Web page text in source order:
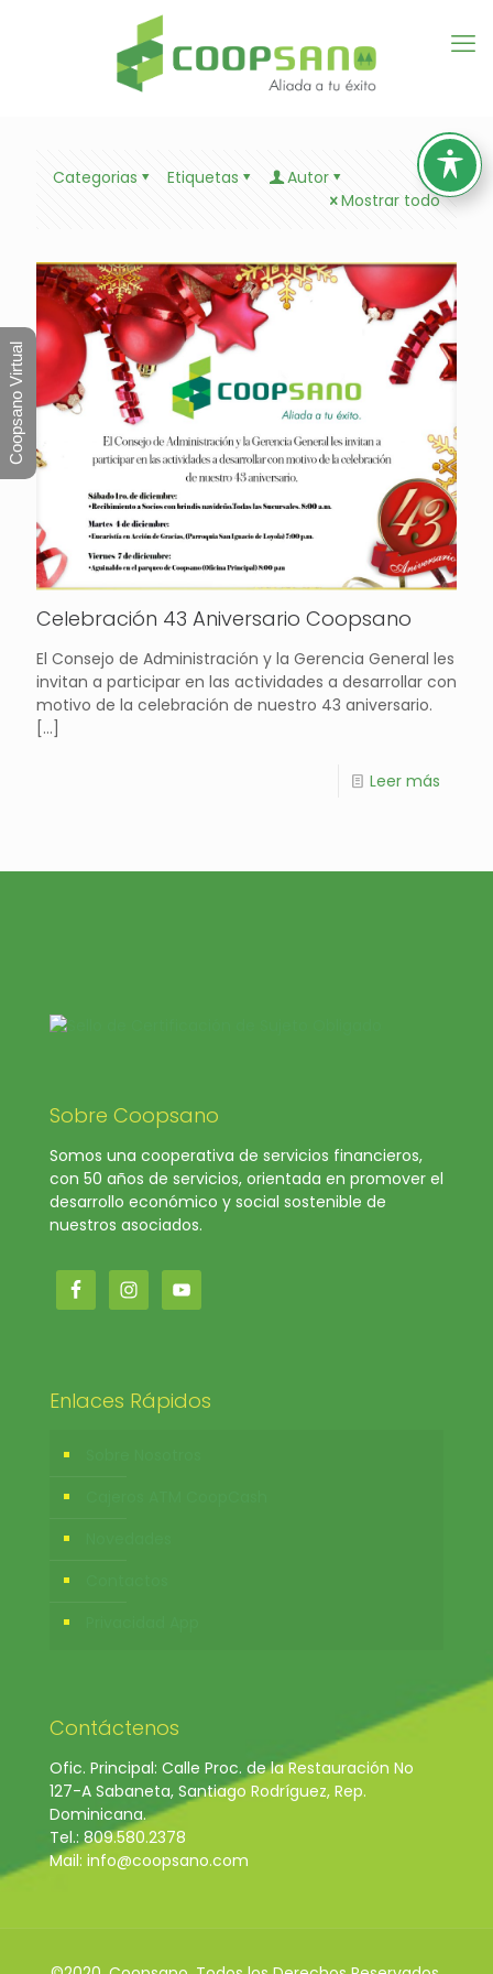
Categorias Etiquetas
Autor
Mostrar todo
Celebración 43 Aniversario Coopsano
El Consejo de Administración y la Gerencia General les
invitan a participar en las actividades a desarrollar con
motivo de la celebración de nuestro 43 aniversario.
[…]
Leer más
Sobre Coopsano
Somos una cooperativa de servicios financieros,
con 50 años de servicios, orientada en promover el
desarrollo económico y social sostenible de
nuestros asociados.
Enlaces Rápidos
Contáctenos
Ofic. Principal: Calle Proc. de la Restauración No
127-A Sabaneta, Santiago Rodríguez, Rep.
Dominicana.
Tel.: 809.580.2378
Mail: info@coopsano.com
Coopsano Virtual